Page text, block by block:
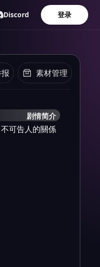
Discord 登录
素材管理
剧情简介
可告人的關係